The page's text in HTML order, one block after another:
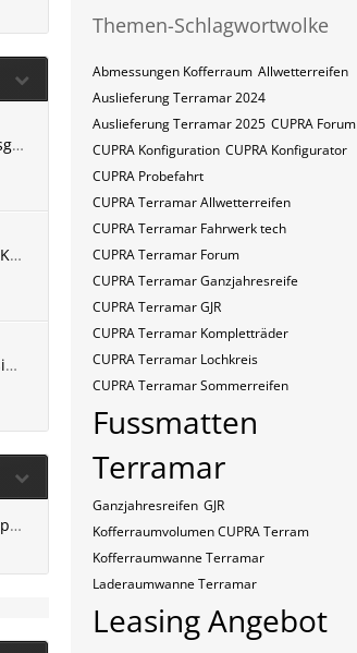
CUPRA Care Terramar Werksgarantie - Erfahrung Terramar Garantie Batterie u. Technik
CUPRA Terramar HSN TSN - Kfz Versicherung - Herstellerschlüsselnummer + Typschlüsselnummer - Versicherungseinstufung
CUPRA Terramar - Wartungsintervall - Inspektionsintervall - Wartungsplan PDF
Ich bin jetzt auch dabei - Cupra Terramar 2.0 TSI mit 265 PS.
Themen-Schlagwortwolke
Abmessungen Kofferraum Allwetterreifen
Auslieferung Terramar 2024
Auslieferung Terramar 2025 CUPRA Forum
CUPRA Konfiguration CUPRA Konfigurator
CUPRA Probefahrt
CUPRA Terramar Allwetterreifen
CUPRA Terramar Fahrwerk tech
CUPRA Terramar Forum
CUPRA Terramar Ganzjahresreife
CUPRA Terramar GJR
CUPRA Terramar Kompletträder
CUPRA Terramar Lochkreis
CUPRA Terramar Sommerreifen
Fussmatten
Terramar
Ganzjahresreifen GJR
Kofferraumvolumen CUPRA Terram
Kofferraumwanne Terramar
Laderaumwanne Terramar
Leasing Angebot